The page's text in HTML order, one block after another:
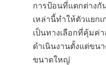
การป้อนที่แตกต่าง
เหล่านี้ทำให้ตัวแยกเ
เป็นทางเลือกที่คุ้มค่
ดำเนินงานตั้งแต่ขน
ขนาดใหญ่